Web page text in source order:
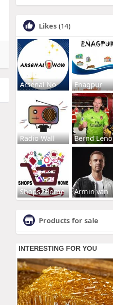
Likes (14)
Arsenal No Enagpur
Radio Wall Bernd Leno
Shops2Home Armin van
Products for sale